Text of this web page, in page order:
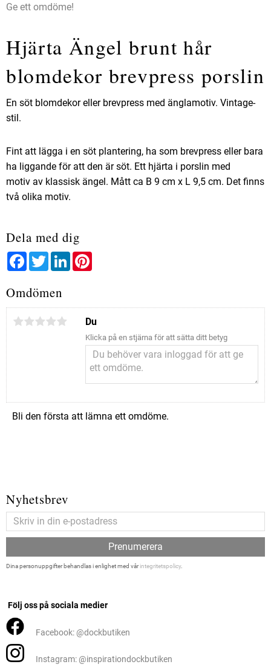
Ge ett omdöme!
Hjärta Ängel brunt hår
blomdekor brevpress porslin
En söt blomdekor eller brevpress med änglamotiv. Vintage-
stil.
Fint att lägga i en söt plantering, ha som brevpress eller bara
ha liggande för att den är söt. Ett hjärta i porslin med
motiv av klassisk ängel. Mått ca B 9 cm x L 9,5 cm. Det finns
två olika motiv.
Dela med dig
FacebookTwitterLinkedIn
Omdömen
Du
Klicka på en stjärna för att sätta ditt betyg
Bli den första att lämna ett omdöme.
Nyhetsbrev
Prenumerera
Dina personuppgifter behandlas i enlighet med vårintegritetspolicy.
Följ oss på sociala medier
Facebook: @dockbutiken
Instagram: @inspirationdockbutiken